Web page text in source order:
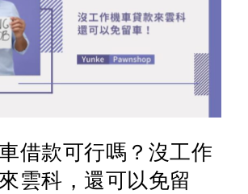
借款可行嗎？沒工作
雲科，還可以免留